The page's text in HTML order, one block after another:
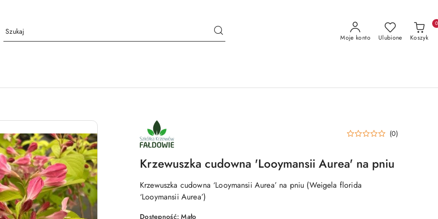
Moje konto Ulubione Koszyk
0
NAZWA
PRODUCENTA:
SZKÓŁKA
KRZEWÓW
FAŁDOWIE
(0)
Krzewuszka cudowna 'Looymansii Aurea' na pniu
Krzewuszka cudowna ‘Looymansii Aurea’ na pniu (Weigela florida
‘Looymansii Aurea’)
Dostępność:Mało